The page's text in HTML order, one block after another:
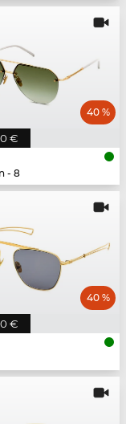
€
40 %
- 8
€
40 %